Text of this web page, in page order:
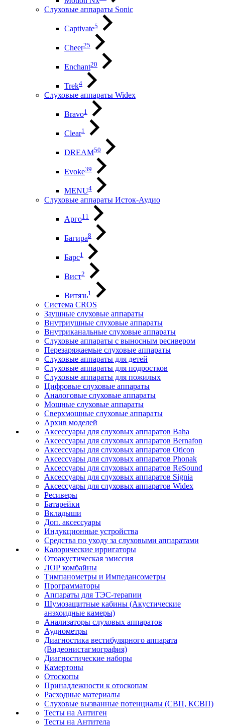
Слуховые аппараты Sonic
Captivate5
Cheer25
Enchant20
Trek4
Слуховые аппараты Widex
Bravo1
Clear1
DREAM50
Evoke39
MENU4
Слуховые аппараты Исток-Аудио
Арго11
Багира8
Барс1
Вист2
Витязь1
Система CROS
Заушные слуховые аппараты
Внутриушные слуховые аппараты
Внутриканальные слуховые аппараты
Слуховые аппараты с выносным ресивером
Перезаряжаемые слуховые аппараты
Слуховые аппараты для детей
Слуховые аппараты для подростков
Слуховые аппараты для пожилых
Цифровые слуховые аппараты
Аналоговые слуховые аппараты
Мощные слуховые аппараты
Сверхмощные слуховые аппараты
Архив моделей
Аксессуары для слуховых аппаратов Baha
Аксессуары для слуховых аппаратов Bernafon
Аксессуары для слуховых аппаратов Oticon
Аксессуары для слуховых аппаратов Phonak
Аксессуары для слуховых аппаратов ReSound
Аксессуары для слуховых аппаратов Signia
Аксессуары для слуховых аппаратов Widex
Ресиверы
Батарейки
Вкладыши
Доп. аксессуары
Индукционные устройства
Средства по уходу за слуховыми аппаратами
Калорические ирригаторы
Отоакустическая эмиссия
ЛОР комбайны
Тимпанометры и Импедансометры
Программаторы
Аппараты для ТЭС-терапии
Шумозащитные кабины (Акустические
анэхоидные камеры)
Анализаторы слуховых аппаратов
Аудиометры
Диагностика вестибулярного аппарата
(Видеонистагмография)
Диагностические наборы
Камертоны
Отоскопы
Принадлежности к отоскопам
Расходные материалы
Слуховые вызванные потенциалы (СВП, КСВП)
Тесты на Антиген
Тесты на Антитела